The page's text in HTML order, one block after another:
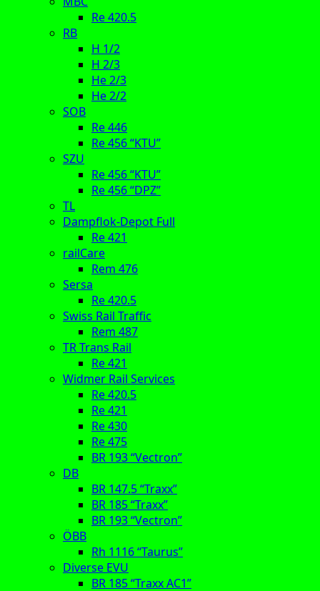
Re 420.5
RB
H 1/2
H 2/3
He 2/3
He 2/2
SOB
Re 446
Re 456 “KTU”
SZU
Re 456 “KTU”
Re 456 “DPZ”
TL
Dampflok-Depot Full
Re 421
railCare
Rem 476
Sersa
Re 420.5
Swiss Rail Traffic
Rem 487
TR Trans Rail
Re 421
Widmer Rail Services
Re 420.5
Re 421
Re 430
Re 475
BR 193 “Vectron”
DB
BR 147.5 “Traxx”
BR 185 “Traxx”
BR 193 “Vectron”
ÖBB
Rh 1116 “Taurus”
Diverse EVU
BR 185 “Traxx AC1”